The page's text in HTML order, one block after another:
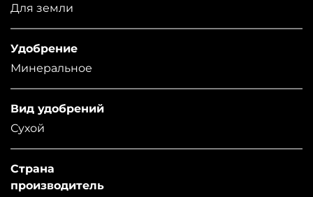
Для земли
Удобрение
Минеральное
Вид удобрений
Сухой
Страна
производитель